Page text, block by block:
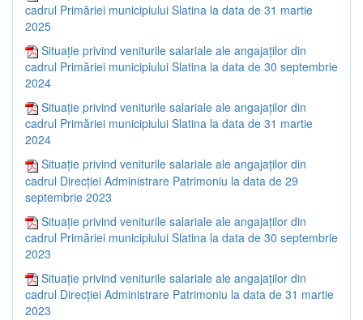
cadrul Primăriei municipiului Slatina la data de 31 martie
2025
Situație privind veniturile salariale ale angajaților din
cadrul Primăriei municipiului Slatina la data de 30 septembrie
2024
Situație privind veniturile salariale ale angajaților din
cadrul Primăriei municipiului Slatina la data de 31 martie
2024
Situație privind veniturile salariale ale angajaților din
cadrul Direcției Administrare Patrimoniu la data de 29
septembrie 2023
Situație privind veniturile salariale ale angajaților din
cadrul Primăriei municipiului Slatina la data de 30 septembrie
2023
Situație privind veniturile salariale ale angajaților din
cadrul Direcției Administrare Patrimoniu la data de 31 martie
2023